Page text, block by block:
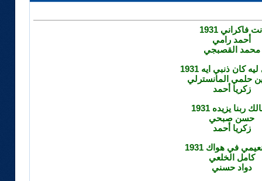
فاكراني 1931
أحمد رامي
محمد القصبجي
كان ذنبي ايه 1931
حلمي المانسترلي
زكريا أحمد
ربنا يزيده 1931
حسن صبحي
زكريا أحمد
في هواك 1931
كامل الخلعي
دواد حسني